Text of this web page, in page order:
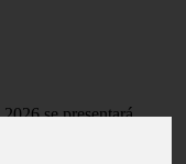
se presentará